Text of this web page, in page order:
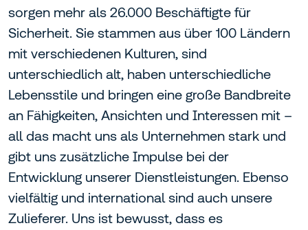
sorgen mehr als 26.000 Beschäftigte für
Sicherheit. Sie stammen aus über 100 Ländern
mit verschiedenen Kulturen, sind
unterschiedlich alt, haben unterschiedliche
Lebensstile und bringen eine große Bandbreite
an Fähigkeiten, Ansichten und Interessen mit –
all das macht uns als Unternehmen stark und
gibt uns zusätzliche Impulse bei der
Entwicklung unserer Dienstleistungen. Ebenso
vielfältig und international sind auch unsere
Zulieferer. Uns ist bewusst, dass es